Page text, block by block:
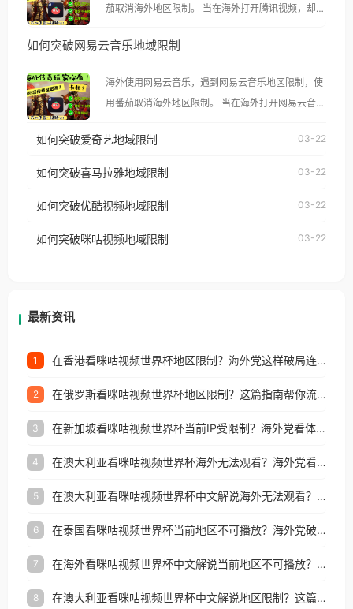
茄取消海外地区限制。 当在海外打开腾讯视频，却突
示语。 海外用户如香港、澳门、台湾、美国、加拿
像其他音乐平台一样，出现地区及版权限制问题，且
仅能在中国大陆地区播放。 遇到这个问题的朋友们，
台湾、美国、加拿大、澳大利亚、欧洲等国家和地区
权限制所困扰。
如何突破网易云音乐地域限制
海外使用网易云音乐，遇到网易云音乐地区限制，使
用番茄取消海外地区限制。 当在海外打开网易云音
播放”的提示语。 海外用户如香港、澳门、台湾、美
制问题，且仅能在中国大陆地区播放。 遇到这个问题
户收听网易云音乐地区版权限制」的问题，无论人在
如何突破爱奇艺地域限制 03-22
如何突破喜马拉雅地域限制 03-22
如何突破优酷视频地域限制 03-22
如何突破咪咕视频地域限制 03-22
最新资讯
1 在香港看咪咕视频世界杯地区限制？海外党这样破局连看7天不卡顿！
2 在俄罗斯看咪咕视频世界杯地区限制？这篇指南帮你流畅看中文解说赛事
3 在新加坡看咪咕视频世界杯当前IP受限制？海外党看体育赛事的终极破局指南
4 在澳大利亚看咪咕视频世界杯海外无法观看？海外党看国内体育直播的终极解法
5 在澳大利亚看咪咕视频世界杯中文解说海外无法观看？这篇指南帮你搞定所有体育直播难题
6 在泰国看咪咕视频世界杯当前地区不可播放？海外党破局看中文解说赛事指南
7 在海外看咪咕视频世界杯中文解说当前地区不可播放？这篇指南帮你搞定所有体育赛事直播难题
8 在澳大利亚看咪咕视频世界杯中文解说地区限制？这篇指南帮你搞定海外观赛难题